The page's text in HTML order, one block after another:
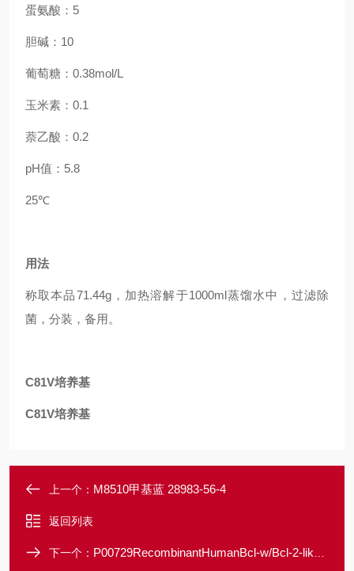
蛋氨酸 ：5
胆碱 ：10
葡萄糖 ：0.38mol/L
玉米素 ：0.1
萘乙酸 ：0.2
pH值：5.8
25℃
用法
称取本品71.44g，加热溶解于1000ml蒸馏水中，过滤除
菌，分装，备用。
C81V培养基
C81V培养基
上一个： M8510甲基蓝 28983-56-4
返回列表
下一个： P00729RecombinantHumanBcl-w/Bcl-2-likeprotein2